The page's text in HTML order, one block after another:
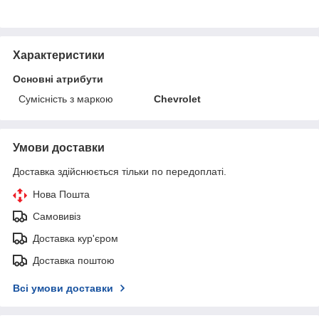
Характеристики
Основні атрибути
Сумісність з маркою
Chevrolet
Умови доставки
Доставка здійснюється тільки по передоплаті.
Нова Пошта
Самовивіз
Доставка кур'єром
Доставка поштою
Всі умови доставки